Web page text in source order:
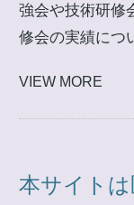
強会や技術研修
修会の実績につ
VIEW MORE
本サイト